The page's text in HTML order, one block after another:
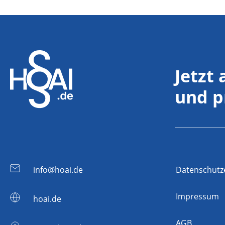
Jetzt
und
info@hoai.de
hoai.de Impressum